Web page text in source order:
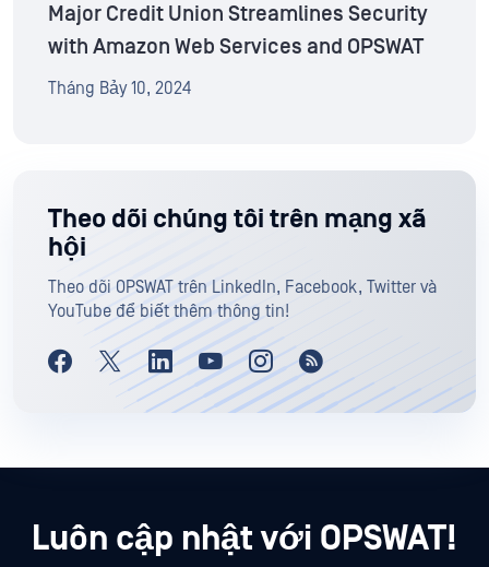
Major Credit Union Streamlines Security
with Amazon Web Services and OPSWAT
Tháng Bảy 10, 2024
Theo dõi chúng tôi trên mạng xã
hội
Theo dõi OPSWAT trên LinkedIn, Facebook, Twitter và
YouTube để biết thêm thông tin!
Luôn cập nhật với OPSWAT!